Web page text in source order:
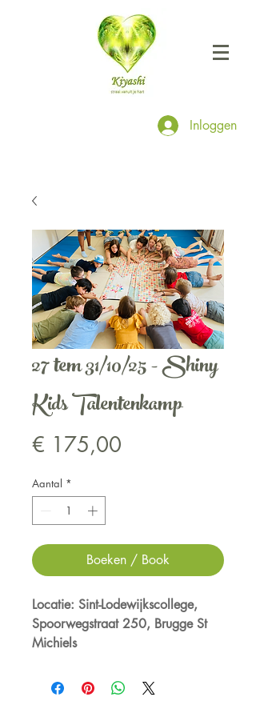
Inloggen
27 tem 31/10/25 - Shiny
Kids Talentenkamp
€ 175,00
Aantal *
Boeken / Book
Locatie: Sint-Lodewijkscollege,
Spoorwegstraat 250, Brugge St
Michiels
Een rustgevend, kleinschalig
vakantiekamp vol rust, positiviteit